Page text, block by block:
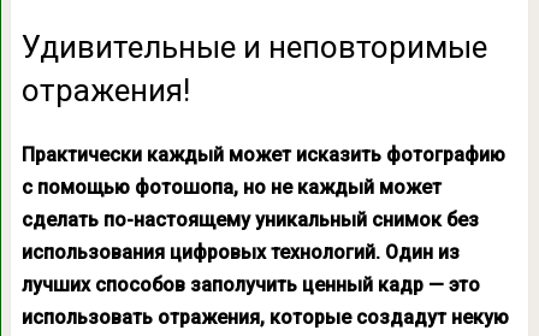
Удивительные и неповторимые
отражения!
Практически каждый может исказить фотографию
с помощью фотошопа, но не каждый может
сделать по-настоящему уникальный снимок без
использования цифровых технологий. Один из
лучших способов заполучить ценный кадр — это
использовать отражения, которые создадут некую